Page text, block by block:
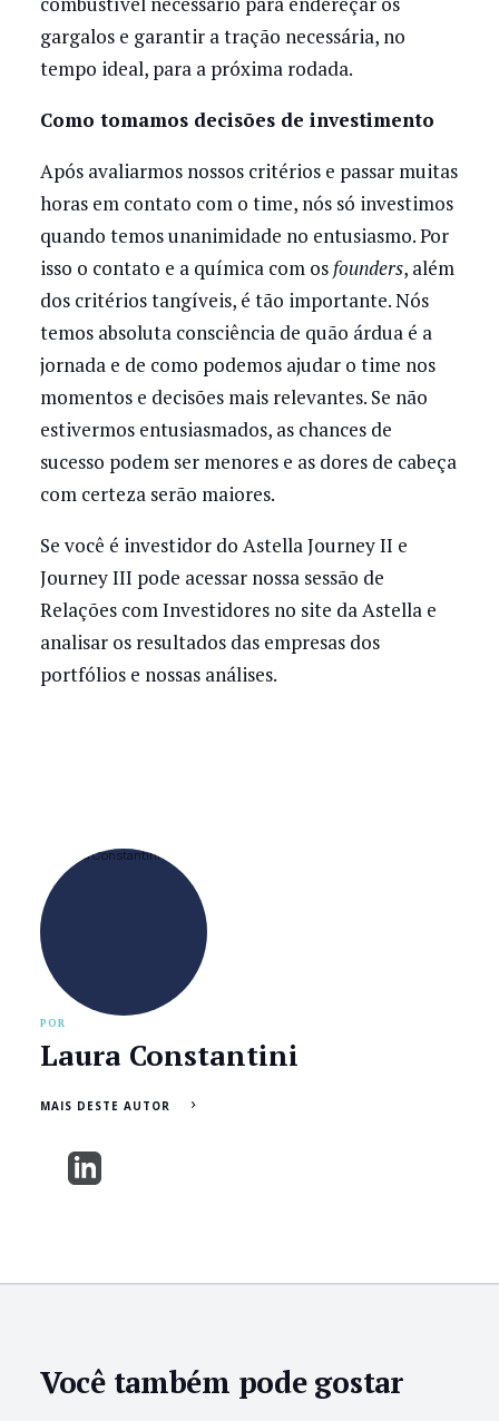
gargalos e garantir a tração necessária, no
tempo ideal, para a próxima rodada.
Como tomamos decisões de investimento
Após avaliarmos nossos critérios e passar muitas
horas em contato com o time, nós só investimos
quando temos unanimidade no entusiasmo. Por
isso o contato e a química com os founders, além
dos critérios tangíveis, é tão importante. Nós
temos absoluta consciência de quão árdua é a
jornada e de como podemos ajudar o time nos
momentos e decisões mais relevantes. Se não
estivermos entusiasmados, as chances de
sucesso podem ser menores e as dores de cabeça
com certeza serão maiores.
Se você é investidor do Astella Journey II e
Journey III pode acessar nossa sessão de
Relações com Investidores no site da Astella e
analisar os resultados das empresas dos
portfólios e nossas análises.
POR
Laura Constantini
MAIS DESTE AUTOR
Você também pode gostar